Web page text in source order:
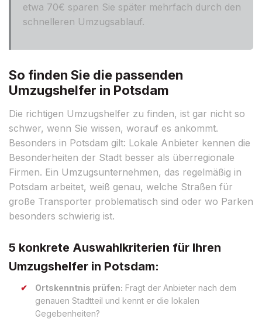
etwa 70€ sparen Sie später mehrfach durch den
schnelleren Umzugsablauf.
So finden Sie die passenden
Umzugshelfer in Potsdam
Die richtigen Umzugshelfer zu finden, ist gar nicht so
schwer, wenn Sie wissen, worauf es ankommt.
Besonders in Potsdam gilt: Lokale Anbieter kennen die
Besonderheiten der Stadt besser als überregionale
Firmen. Ein Umzugsunternehmen, das regelmäßig in
Potsdam arbeitet, weiß genau, welche Straßen für
große Transporter problematisch sind oder wo Parken
besonders schwierig ist.
5 konkrete Auswahlkriterien für Ihren
Umzugshelfer in Potsdam:
Ortskenntnis prüfen: Fragt der Anbieter nach dem
genauen Stadtteil und kennt er die lokalen
Gegebenheiten?